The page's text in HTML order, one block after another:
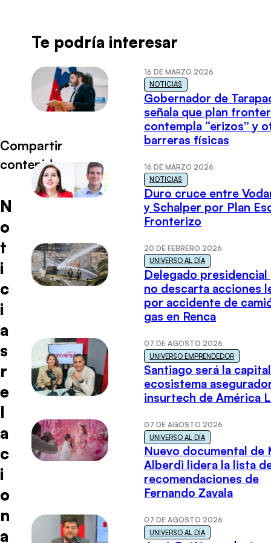
Compartir
contenido
N
o
t
i
c
i
a
s
r
e
l
a
c
i
o
n
a
Te podría interesar
16 DE MARZO 2026
NOTICIAS
Gobernador de
señala que plan
contempla “erizos” y
barreras físicas
16 DE MARZO 2026
NOTICIAS
Duro cruce entre
y Schalper por Plan
Fronterizo
20 DE FEBRERO 2026
UNIVERSO AL DÍA
Delegado presidencial
no descarta acciones
por accidente de
gas en Renca
07 DE AGOSTO 2026
UNIVERSO EMPRENDEDOR
Santiago será la
ecosistema
insurtech de América
07 DE AGOSTO 2026
UNIVERSO AL DÍA
Nuevo documental de
Alberdi lidera la lista
recomendaciones de
Fernando Zavala
07 DE AGOSTO 2026
UNIVERSO AL DÍA